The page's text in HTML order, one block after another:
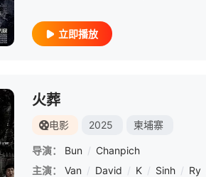
立即播放
火葬
电影 2025 柬埔寨
导演： Bun / Chanpich
主演：
Van / David / K / Sinh / Ry